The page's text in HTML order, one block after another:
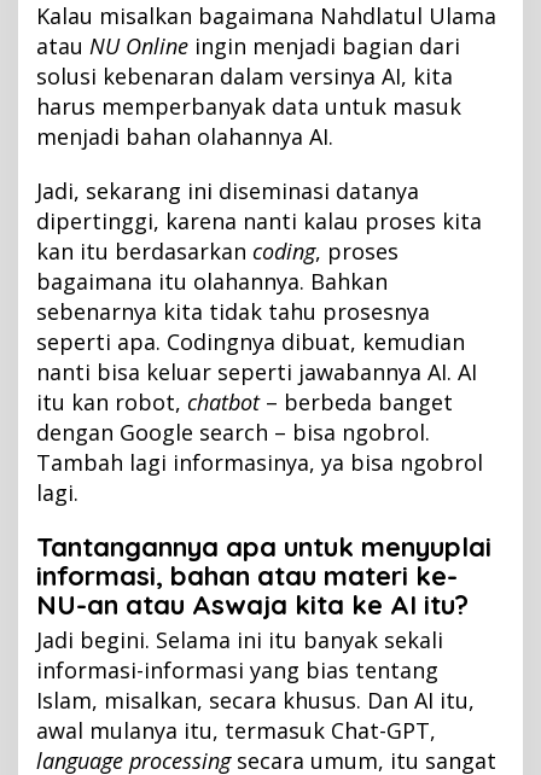
Kalau misalkan bagaimana Nahdlatul Ulama
atau NU Online ingin menjadi bagian dari
solusi kebenaran dalam versinya AI, kita
harus memperbanyak data untuk masuk
menjadi bahan olahannya AI.
Jadi, sekarang ini diseminasi datanya
dipertinggi, karena nanti kalau proses kita
kan itu berdasarkan coding, proses
bagaimana itu olahannya. Bahkan
sebenarnya kita tidak tahu prosesnya
seperti apa. Codingnya dibuat, kemudian
nanti bisa keluar seperti jawabannya AI. AI
itu kan robot, chatbot– berbeda banget
dengan Google search – bisa ngobrol.
Tambah lagi informasinya, ya bisa ngobrol
lagi.
Tantangannya apa untuk menyuplai
informasi, bahan atau materi ke-
NU-an atau Aswaja kita ke AI itu?
Jadi begini. Selama ini itu banyak sekali
informasi-informasi yang bias tentang
Islam, misalkan, secara khusus. Dan AI itu,
awal mulanya itu, termasuk Chat-GPT,
language processingsecara umum, itu sangat